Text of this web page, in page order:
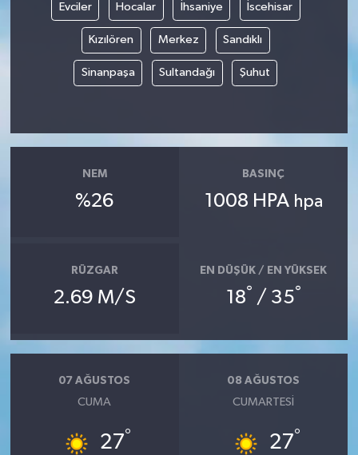
Evciler Hocalar İhsaniye İscehisar
Kızılören Merkez Sandıklı
Sinanpaşa Sultandağı Şuhut
NEM
%26
BASINÇ
1008 HPA hpa
RÜZGAR
2.69 M/S
EN DÜŞÜK / EN YÜKSEK
18° / 35°
07 AĞUSTOS
CUMA
27°
08 AĞUSTOS
CUMARTESI
27°